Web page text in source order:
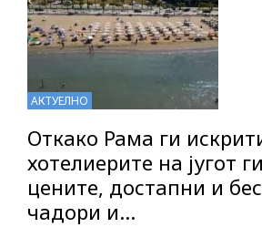
АКТУЕЛНО
Откако Рама ги
хотелиерите на југот
цените, достапни и
чадори и…